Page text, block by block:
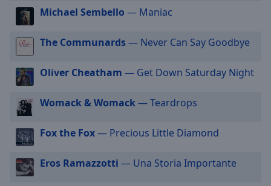
Beginning
dialog
Escape
cancel
and
close
Michael Sembello — Maniac
The Communards— Never Can Say Goodbye
Oliver Cheatham — Get Down Saturday Night
Womack & Womack— Teardrops
Fox the Fox— Precious Little Diamond
Eros Ramazzotti — Una Storia Importante